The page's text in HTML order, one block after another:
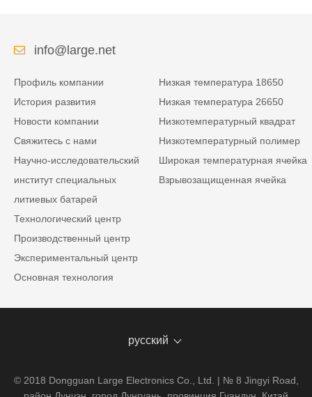
info@large.net
Профиль компании
История развития
Новости компании
Свяжитесь с нами
Научно-исследовательский
институт специальных
литиевых батарей
Технологический центр
Производственный центр
Экспериментальный центр
Основная технология
Низкая температура 18650
Низкая температура 26650
Низкотемпературный квадрат
Низкотемпературный полимер
Широкая температурная ячейка
Взрывозащищенная ячейка
русский
© 2018 Dongguan Large Electronics Co., Ltd. | № 8 Jingyi Road,